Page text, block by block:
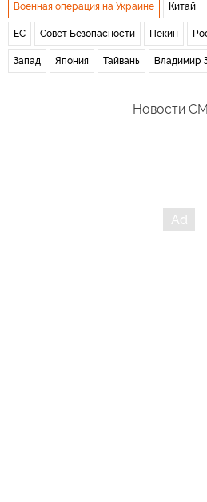
Военная операция на Украине Китай
ЕС Совет Безопасности Пекин
Запад Япония Тайвань Владимир
Новости